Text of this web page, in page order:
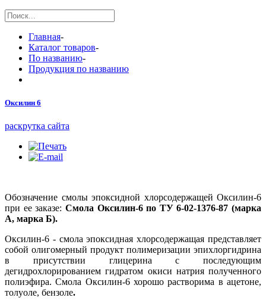
Главная-
Каталог товаров-
По названию-
Продукция по названию
Оксилин 6
раскрутка сайта
Обозначение смолы эпоксидной хлорсодержащей Оксилин-6
при ее заказе: Смола Оксилин-6 по ТУ 6-02-1376-87 (марка
А, марка Б).
Оксилин-6 - смола эпоксидная хлорсодержащая представляет
собой олигомерный продукт полимеризации эпихлоргидрина
в присутствии глицерина с последующим
дегидрохлорированием гидратом окиси натрия полученного
полиэфира. Смола Оксилин-6 хорошо растворима в ацетоне,
толуоле, бензоле.